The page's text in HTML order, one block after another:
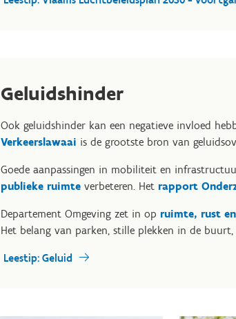
Geluidshinder
Ook geluidshinder kan een negatieve invloed
Verkeerslawaai is de grootste bron van
Goede aanpassingen in mobiliteit en
publieke ruimte verbeteren. Het rapport
Departement Omgeving zet in op ruimte, rust
Het belang van parken, stille plekken in de
Leestip: Geluid